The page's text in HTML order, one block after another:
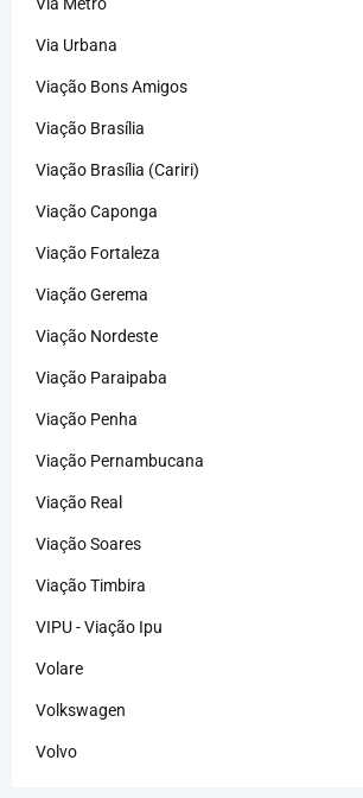
Via Urbana
Viação Bons Amigos
Viação Brasília
Viação Brasília (Cariri)
Viação Caponga
Viação Fortaleza
Viação Gerema
Viação Nordeste
Viação Paraipaba
Viação Penha
Viação Pernambucana
Viação Real
Viação Soares
Viação Timbira
VIPU - Viação Ipu
Volare
Volkswagen
Volvo